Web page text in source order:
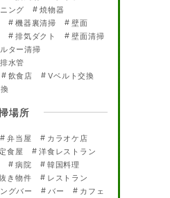
ング
焼物器
機器裏清掃
壁面
排気ダクト
壁面清掃
ター清掃
排水管
飲食店
Vベルト交換
場所
弁当屋
カラオケ店
定食屋
洋食レストラン
病院
韓国料理
き物件
レストラン
グバー バー
カフェ